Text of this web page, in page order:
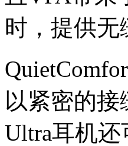
时，提供无
以紧密的
Ultra耳机